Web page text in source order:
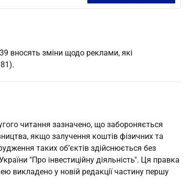
вносять зміни щодо реклами, які
читання зазначено, що забороняється
якщо залучення коштів фізичних та
таких об’єктів здійснюється без
"Про інвестиційну діяльність". Ця правка
викладено у новій редакції частину першу